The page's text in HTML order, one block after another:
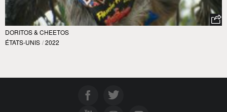
DORITOS & CHEETOS
ÉTATS-UNIS / 2022